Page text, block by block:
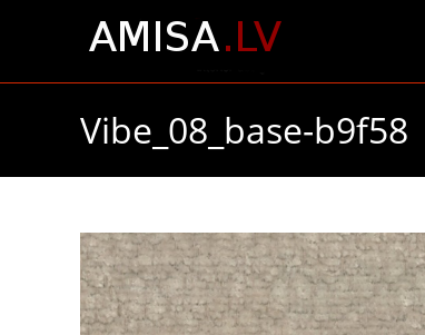
Vibe_08_base-b9f58